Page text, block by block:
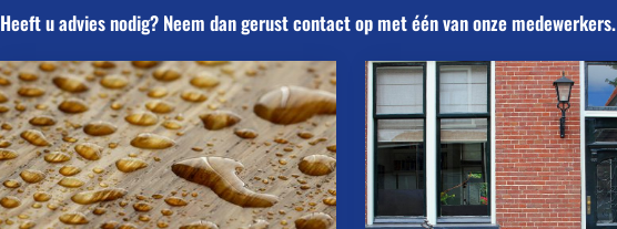
Heeft u advies nodig? Neem dan gerust contact op met één van onze medewerkers.